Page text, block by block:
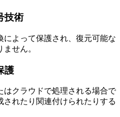
技術
よって保護され、復元可能な
せん。
護
はクラウドで処理される場合で
れたり関連付けられたりする